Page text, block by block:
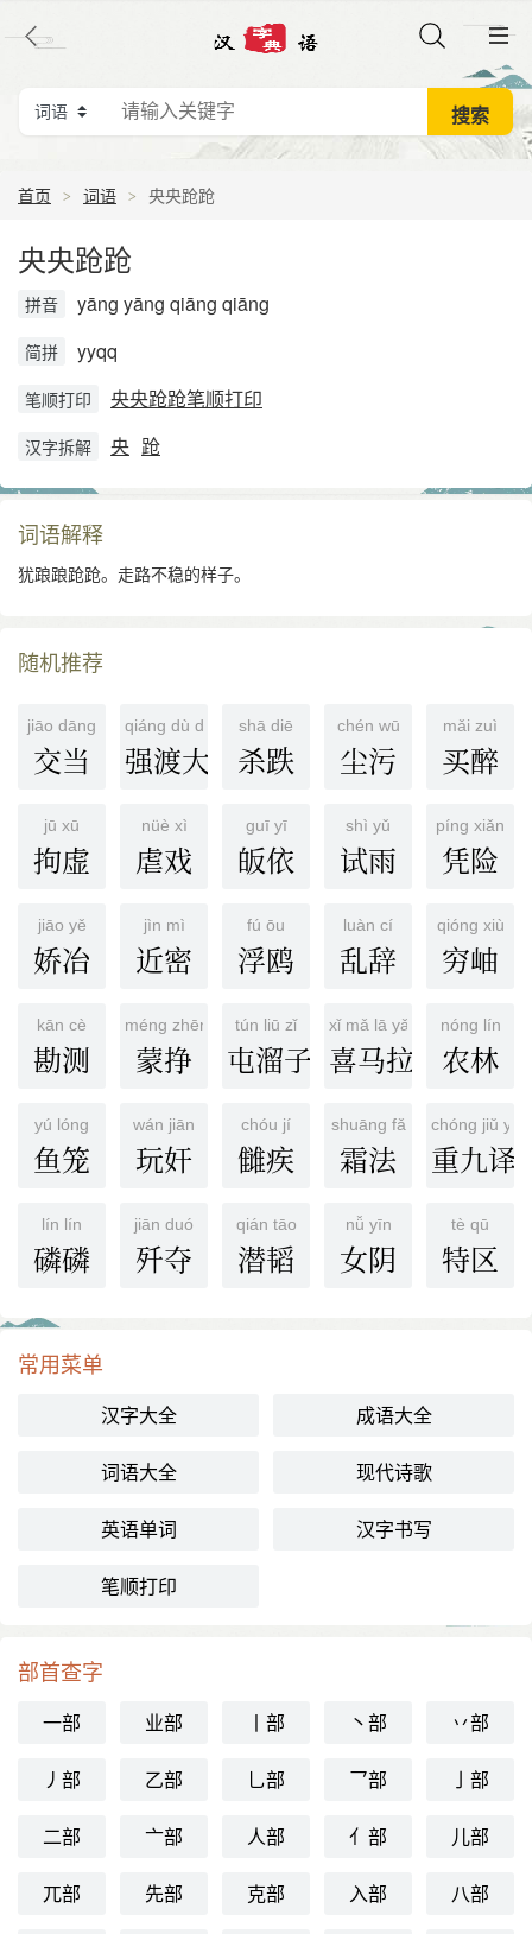
首页 词语 央央跄跄
央央跄跄
拼音 yāng yāng qiāng qiāng
简拼 yyqq
笔顺打印 央央跄跄笔顺打印
汉字拆解 央 跄
词语解释
犹踉踉跄跄。走路不稳的样子。
随机推荐
jiāo dāng
交当
qiáng dù dà dù hé
强渡大渡河
shā diē
杀跌
chén wū
尘污
mǎi zuì
买醉
jū xū
拘虚
nüè xì
虐戏
guī yī
皈依
shì yǔ
试雨
píng xiǎn
凭险
jiāo yě
娇冶
jìn mì
近密
fú ōu
浮鸥
luàn cí
乱辞
qióng xiù
穷岫
kān cè
勘测
méng zhēng
蒙挣
tún liū zǐ
屯溜子
xǐ mǎ lā yǎ shān mài
喜马拉雅山脉
nóng lín
农林
yú lóng
鱼笼
wán jiān
玩奸
chóu jí
雠疾
shuāng fǎ
霜法
chóng jiǔ yì
重九译
lín lín
磷磷
jiān duó
歼夺
qián tāo
潜韬
nǚ yīn
女阴
tè qū
特区
常用菜单
汉字大全 成语大全
词语大全 现代诗歌
英语单词 汉字书写
笔顺打印
部首查字
一部 业部 丨部 丶部 丷部
丿部 乙部 乚部 乛部 亅部
二部 亠部 人部 亻部 儿部
兀部 先部 克部 入部 八部